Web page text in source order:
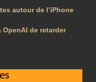
autour de l’iPhone
OpenAI de retarder